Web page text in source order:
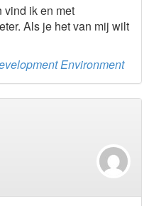
vind ik en met
Als je het van mij wilt
Environment